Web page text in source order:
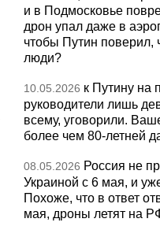
и в Подмосковье
дрон упал даже в
чтобы Путин поверил,
люди?
10.05.2026 к Путину на
руководители лишь
всему, уговорили.
более чем 80-летней
08.05.2026 Россия не
Украиной с 6 мая, и
Похоже, что в ответ
мая, дроны летят на